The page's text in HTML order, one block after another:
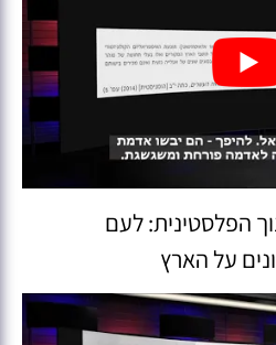
הפלסטינית: לעם
על הארץ